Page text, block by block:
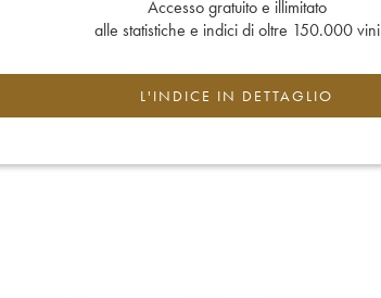
Accesso gratuito e illimitato
alle statistiche e indici di oltre 150.000 vini
L'INDICE IN DETTAGLIO